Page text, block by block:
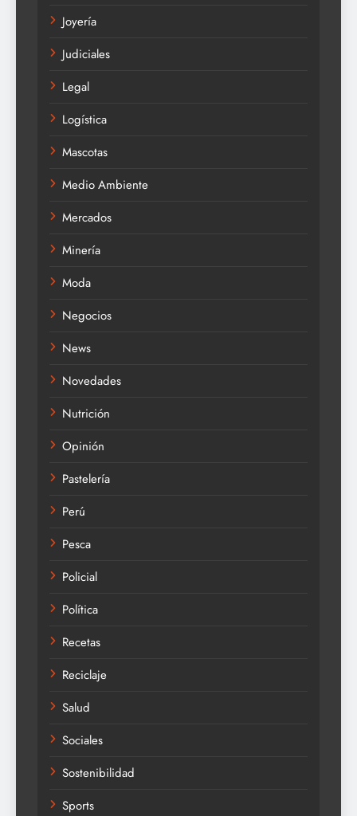
Joyería
Judiciales
Legal
Logística
Mascotas
Medio Ambiente
Mercados
Minería
Moda
Negocios
News
Novedades
Nutrición
Opinión
Pastelería
Perú
Pesca
Policial
Política
Recetas
Reciclaje
Salud
Sociales
Sostenibilidad
Sports